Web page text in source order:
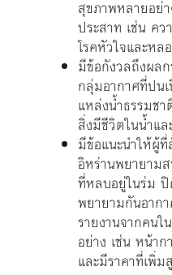
สุขภาพหลายอย่า
ประสาท เช่น ค
โรคหัวใจและหล
มีข้อกังวลถึงผล
กลุ่มอากาศที่ปน
แหล่งน้ำธรรมช
สิ่งมีชีวิตในน้ำแ
มีข้อแนะนำให้ผู้
อิหร่านพยายาม
ที่หลบอยู่ในร่ม
พยายามกันอาก
รายงานจากคน
อย่าง เช่น หน้า
และมีราคาที่เพิ่